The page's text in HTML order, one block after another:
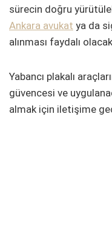
sürecin doğru
Ankara avukat ya da
alınması faydalı
Yabancı plakalı
güvencesi ve
almak için iletişime